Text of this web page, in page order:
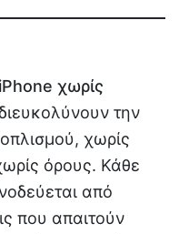
χωρίς
την
χωρίς
όρους. Κάθε
από
που απαιτούν